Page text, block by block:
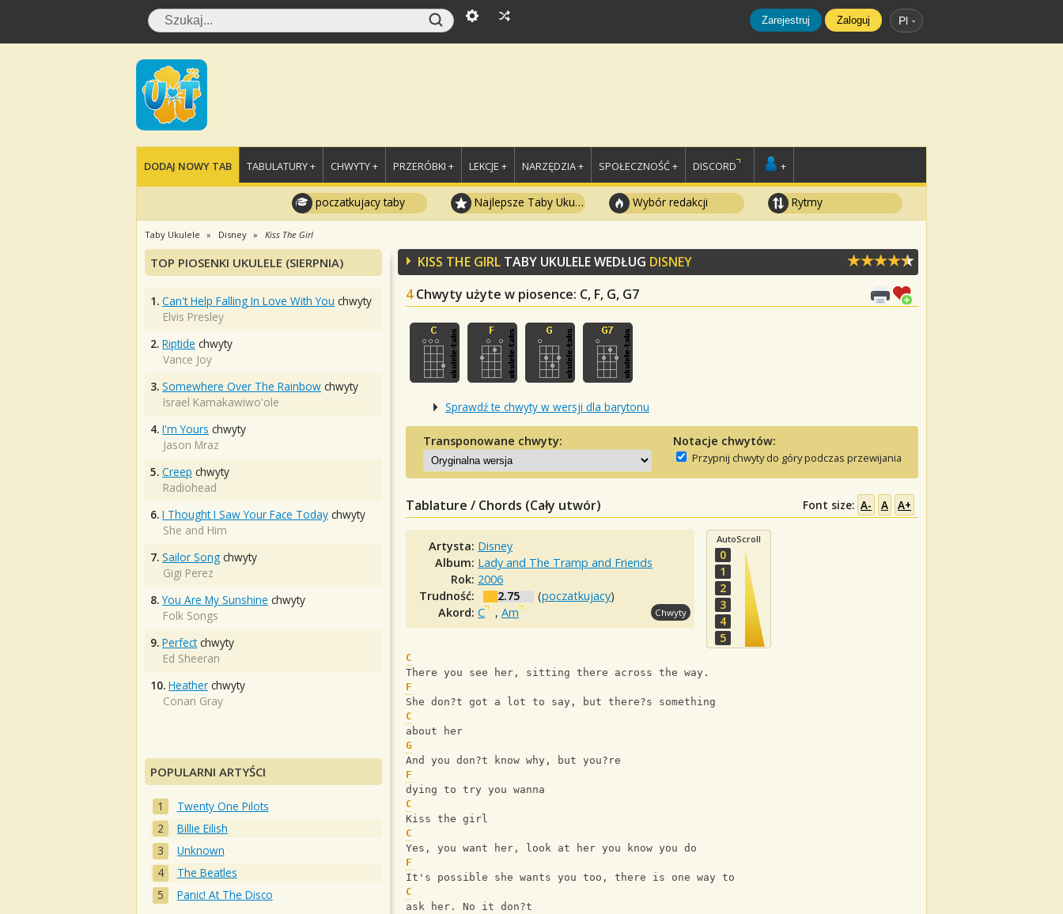
Zarejestruj Zaloguj Pl
DODAJ NOWY TAB TABULATURY + CHWYTY + PRZERÓBKI + LEKCJE + NARZĘDZIA + SPOŁECZNOŚĆ + DISCORD +
poczatkujacy taby Najlepsze Taby Ukulele Wybór redakcji Rytmy
Taby Ukulele Disney Kiss The Girl
KISS THE GIRL TABY UKULELE WEDŁUG DISNEY
4 Chwyty użyte w piosence: C, F, G, G7
Sprawdź te chwyty w wersji dla barytonu
Transponowane chwyty: Notacje chwytów:
Przypnij chwyty do góry podczas przewijania
Tablature / Chords (Cały utwór) Font size: A- A A+
Artysta: Disney
Album: Lady and The Tramp and Friends
Rok: 2006
Trudność:
2.75 (poczatkujacy)
Akord:C ,Am Chwyty
AutoScroll
0
1
2
3
4
5
C
There you see her, sitting there across the way.
F
She don?t got a lot to say, but there?s something
C
about her
G
And you don?t know why, but you?re
F
dying to try you wanna
C
Kiss the girl
C
Yes, you want her, look at her you know you do
F
It's possible she wants you too, there is one way to
C
ask her. No it don?t
TOP PIOSENKI UKULELE (SIERPNIA)
1. Can't Help Falling In Love With You chwyty
Elvis Presley
2. Riptide chwyty
Vance Joy
3. Somewhere Over The Rainbow chwyty
Israel Kamakawiwo'ole
4. I'm Yours chwyty
Jason Mraz
5. Creep chwyty
Radiohead
6. I Thought I Saw Your Face Today chwyty
She and Him
7. Sailor Song chwyty
Gigi Perez
8. You Are My Sunshine chwyty
Folk Songs
9. Perfectchwyty
Ed Sheeran
10. Heather chwyty
Conan Gray
POPULARNI ARTYŚCI
Twenty One Pilots
Billie Eilish
Unknown
The Beatles
Panic! At The Disco